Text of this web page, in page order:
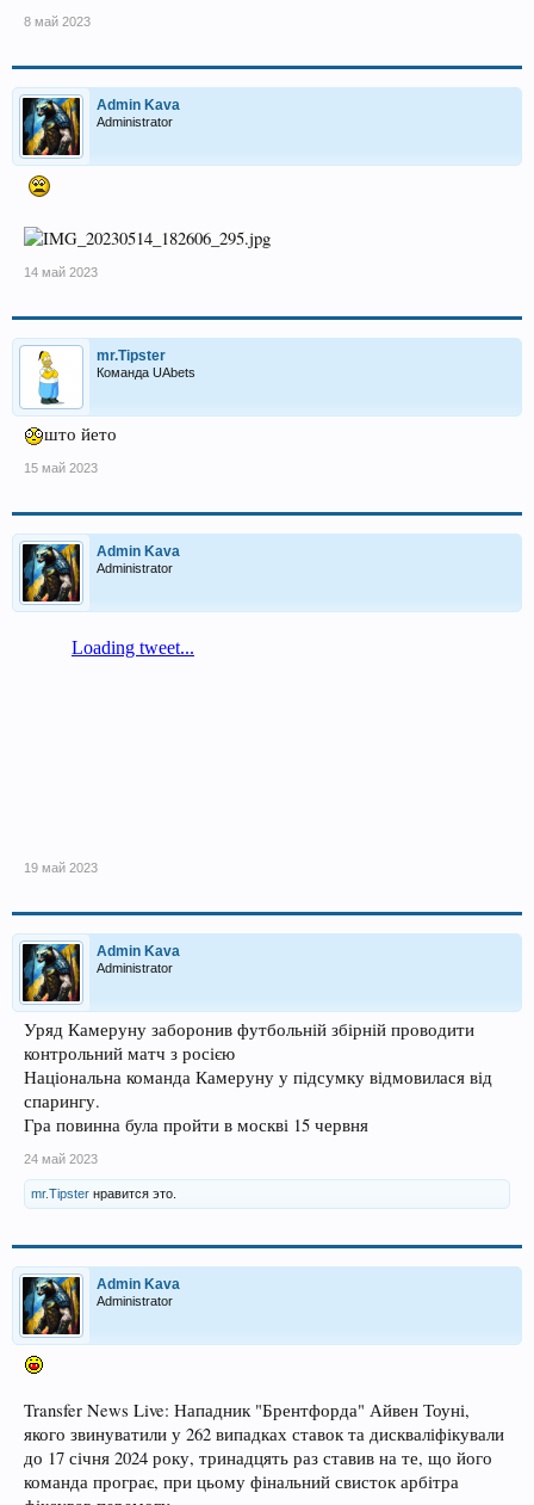
8 май 2023
Admin Kava
Administrator
14 май 2023
mr.Tipster
Команда UAbets
што йето
15 май 2023
Admin Kava
Administrator
19 май 2023
Admin Kava
Administrator
Уряд Камеруну заборонив футбольній збірній проводити
контрольний матч з росією
Національна команда Камеруну у підсумку відмовилася від
спарингу.
Гра повинна була пройти в москві 15 червня
24 май 2023
mr.Tipster нравится это.
Admin Kava
Administrator
Transfer News Live: Нападник "Брентфорда" Айвен Тоуні,
якого звинуватили у 262 випадках ставок та дискваліфікували
до 17 січня 2024 року, тринадцять раз ставив на те, що його
команда програє, при цьому фінальний свисток арбітра